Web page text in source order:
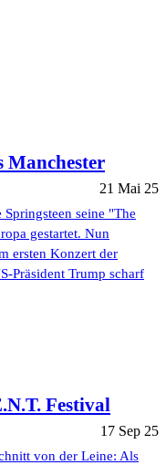
21 Mai 25
seine "The
gestartet. Nun
ersten Konzert der
Präsident Trump scharf
Festival
17 Sep 25
von der Leine: Als